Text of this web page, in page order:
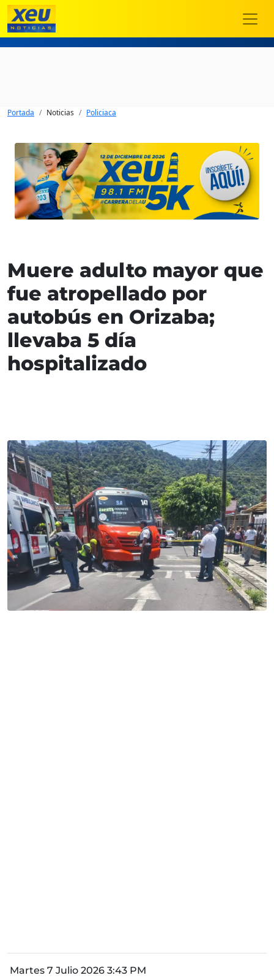
Portada Noticias Policiaca
Muere adulto mayor que
fue atropellado por
autobús en Orizaba;
llevaba 5 día
hospitalizado
Martes 7 Julio 2026 3:43 PM